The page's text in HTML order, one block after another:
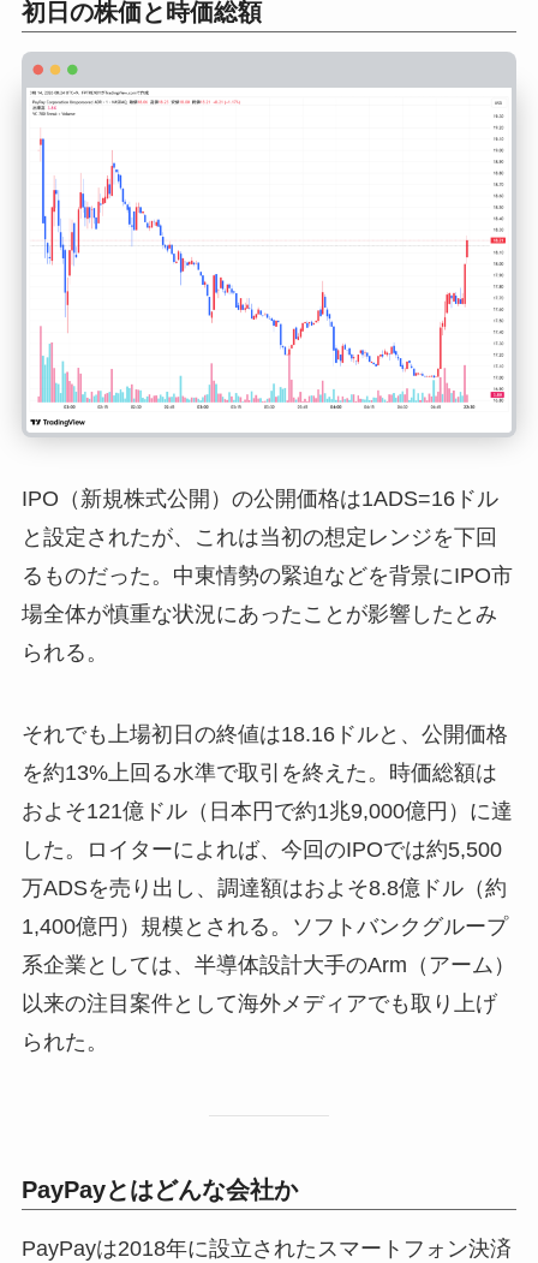
初日の株価と時価総額
IPO（新規株式公開）の公開価格は1ADS=16ドル
と設定されたが、これは当初の想定レンジを下回
るものだった。中東情勢の緊迫などを背景にIPO市
場全体が慎重な状況にあったことが影響したとみ
られる。
それでも上場初日の終値は18.16ドルと、公開価格
を約13%上回る水準で取引を終えた。時価総額は
およそ121億ドル（日本円で約1兆9,000億円）に達
した。ロイターによれば、今回のIPOでは約5,500
万ADSを売り出し、調達額はおよそ8.8億ドル（約
1,400億円）規模とされる。ソフトバンクグループ
系企業としては、半導体設計大手のArm（アーム）
以来の注目案件として海外メディアでも取り上げ
られた。
PayPayとはどんな会社か
PayPayは2018年に設立されたスマートフォン決済